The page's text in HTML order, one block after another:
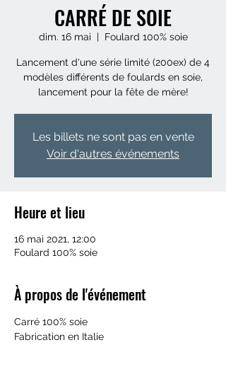
CARRÉ DE SOIE
dim. 16 mai
  |
Foulard 100% soie
Lancement d'une série limité (200ex) de 4
modèles différents de foulards en soie,
lancement pour la fête de mère!
Les billets ne sont pas en vente
Voir d'autres événements
Heure et lieu
16 mai 2021, 12:00
Foulard 100% soie
À propos de l'événement
Carré 100% soie
Fabrication en Italie